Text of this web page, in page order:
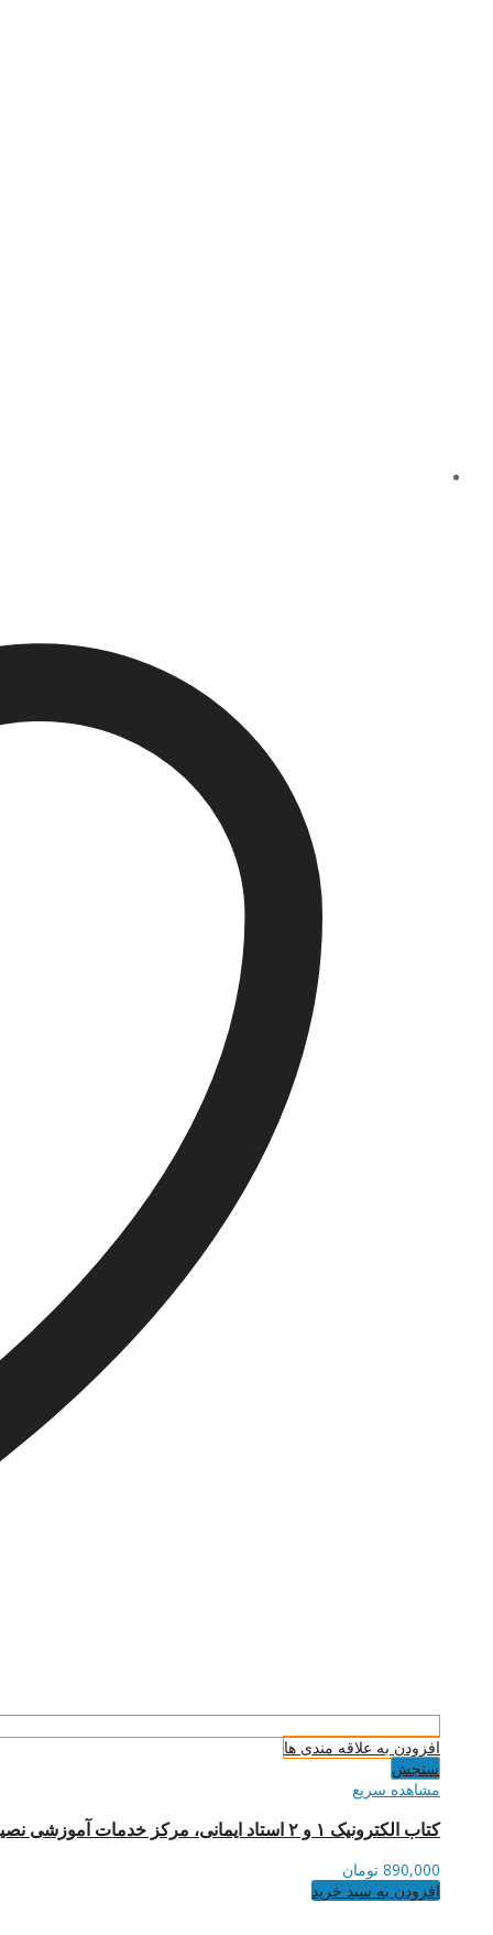
افزودن به علاقه مندی ها
سنجش
مشاهده سریع
کتاب الکترونیک ۱ و ۲ استاد ایمانی، مرکز خدمات آموزشی نصیر
890,000 تومان
افزودن به سبد خرید